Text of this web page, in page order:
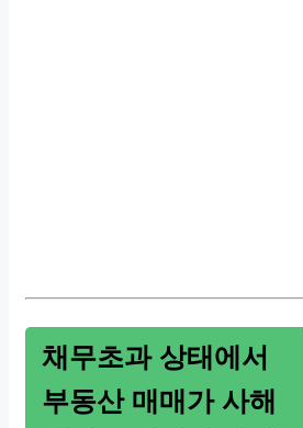
채무초과 상태에서
부동산 매매가 사해